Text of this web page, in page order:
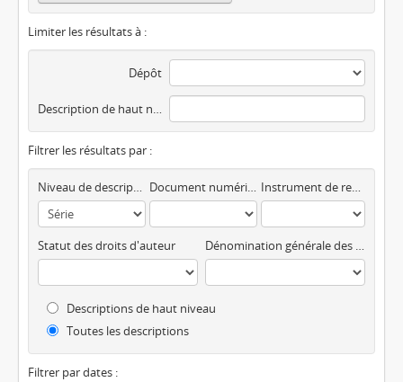
Limiter les résultats à :
Dépôt
Description de haut niveau
Filtrer les résultats par :
Niveau de description Document numérique disponible Instrument de recherche
Statut des droits d'auteur Dénomination générale des documents
Descriptions de haut niveau
Toutes les descriptions
Filtrer par dates :